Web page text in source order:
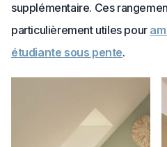
supplémentaire. Ces
particulièrement utiles pour
étudiante sous pente.